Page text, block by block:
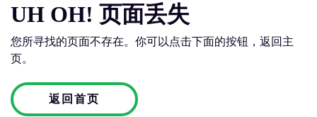
UH OH! 页面丢失
您所寻找的页面不存在。你可以点击下面的按钮，返回主
页。
返回首页